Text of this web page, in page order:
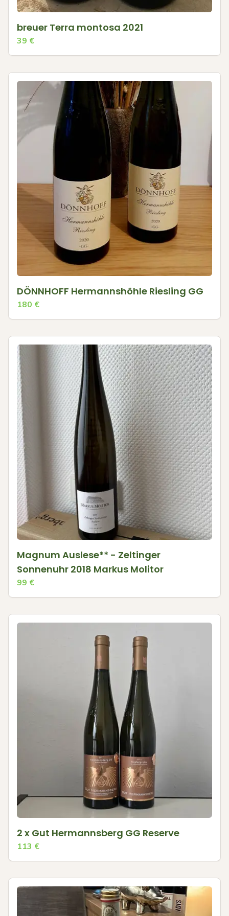
breuer Terra montosa 2021
39 €
DÖNNHOFF Hermannshöhle Riesling GG
180 €
Magnum Auslese** - Zeltinger
Sonnenuhr 2018 Markus Molitor
99 €
2 x Gut Hermannsberg GG Reserve
113 €